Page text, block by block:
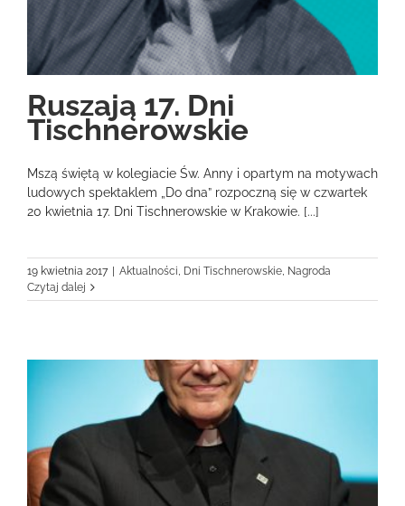
Ruszają 17. Dni
Tischnerowskie
Mszą świętą w kolegiacie Św. Anny i opartym na motywach
ludowych spektaklem „Do dna” rozpoczną się w czwartek
20 kwietnia 17. Dni Tischnerowskie w Krakowie. [...]
19 kwietnia 2017 Aktualności, Dni Tischnerowskie, Nagroda
Czytaj dalej